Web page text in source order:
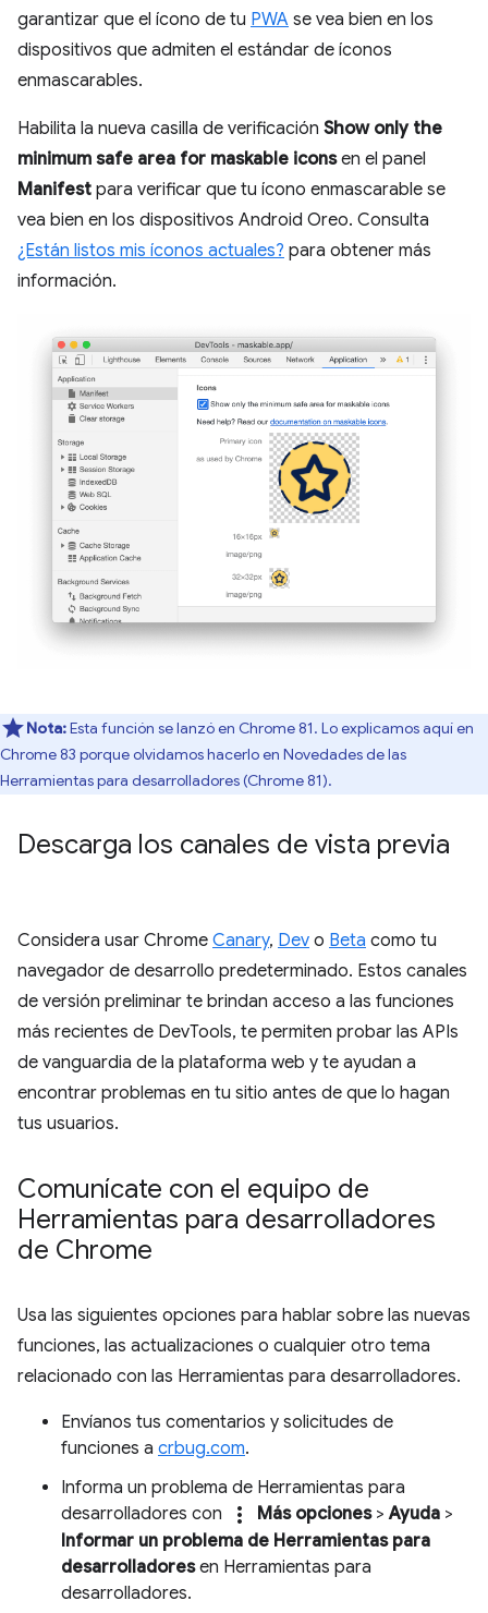
garantizar que el ícono de tu PWA se vea bien en los
dispositivos que admiten el estándar de íconos
enmascarables.
Habilita la nueva casilla de verificación Show only the
minimum safe area for maskable iconsen el panel
Manifest para verificar que tu ícono enmascarable se
vea bien en los dispositivos Android Oreo. Consulta
¿Están listos mis íconos actuales? para obtener más
información.
Nota:Esta función se lanzó en Chrome 81. Lo explicamos aquí en
Chrome 83 porque olvidamos hacerlo en Novedades de las
Herramientas para desarrolladores (Chrome 81).
Descarga los canales de vista previa
Considera usar Chrome Canary, Dev o Beta como tu
navegador de desarrollo predeterminado. Estos canales
de versión preliminar te brindan acceso a las funciones
más recientes de DevTools, te permiten probar las APIs
de vanguardia de la plataforma web y te ayudan a
encontrar problemas en tu sitio antes de que lo hagan
tus usuarios.
Comunícate con el equipo de
Herramientas para desarrolladores
de Chrome
Usa las siguientes opciones para hablar sobre las nuevas
funciones, las actualizaciones o cualquier otro tema
relacionado con las Herramientas para desarrolladores.
Envíanos tus comentarios y solicitudes de
funciones a crbug.com.
Informa un problema de Herramientas para
desarrolladores con
more_vert Más opciones>Ayuda >
Informar un problema de Herramientas para
desarrolladoresen Herramientas para
desarrolladores.